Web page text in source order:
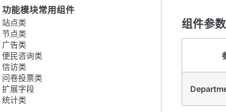
功能模块常用组件
站点类
节点类
广告类
便民咨询类
信访类
问卷投票类
扩展字段
统计类
组件参数